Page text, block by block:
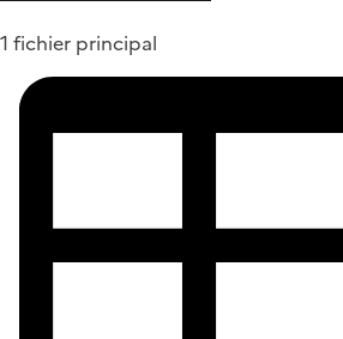
1 fichier principal